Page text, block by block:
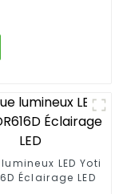
LED Yoti
Éclairage LED